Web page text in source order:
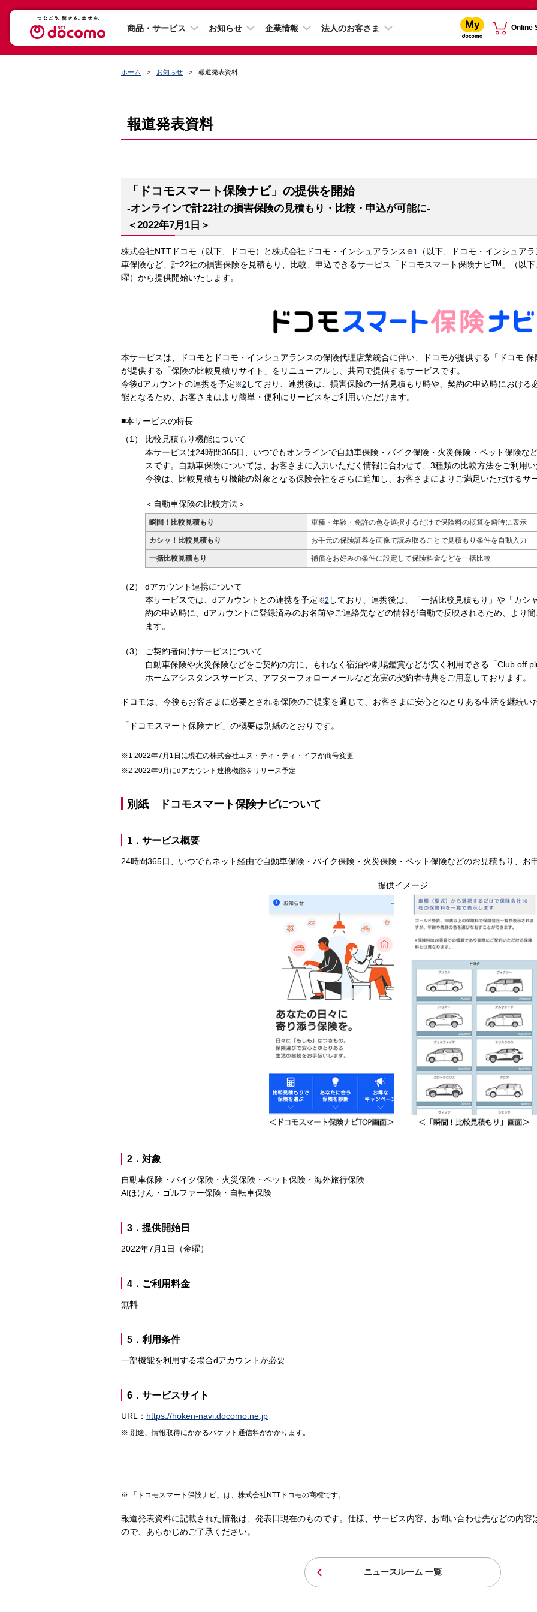
商品・サービス お知らせ 企業情報 法人のお客さま Online
ホーム お知らせ 報道発表資料
報道発表資料
「ドコモスマート保険ナビ」の提供を開始
-オンラインで計22社の損害保険の見積もり・比較・申込が可能に-
＜2022年7月1日＞
株式会社NTTドコモ（以下、ドコモ）と株式会社ドコモ・インシュアランス ※1
（以下、ドコモ・インシュア
車保険など、計22社の損害保険を見積もり、比較、申込できるサービス「ドコモスマート保険ナビTM 」（以
曜）から提供開始いたします。
本サービスは、ドコモとドコモ・インシュアランスの保険代理店業統合に伴い、ドコモが提供する「ドコモ
が提供する「保険の比較見積りサイト」をリニューアルし、共同で提供するサービスです。
今後dアカウントの連携を予定※2 しており、連携後は、損害保険の一括見積もり時や、契約の申込時におけ
能となるため、お客さまはより簡単・便利にサービスをご利用いただけます。
■本サービスの特長
比較見積もり機能について
本サービスは24時間365日、いつでもオンラインで自動車保険・バイク保険・火災保険・ペット保険な
スです。自動車保険については、お客さまに入力いただく情報に合わせて、3種類の比較方法をご利用い
今後は、比較見積もり機能の対象となる保険会社をさらに追加し、お客さまによりご満足いただけるサ
＜自動車保険の比較方法＞
瞬間！比較見積もり 車種・年齢・免許の色を選択するだけで保険料の概算を瞬時に表示
カシャ！比較見積もり お手元の保険証券を画像で読み取ることで見積もり条件を自動入力
一括比較見積もり 補償をお好みの条件に設定して保険料金などを一括比較
dアカウント連携について
本サービスでは、dアカウントとの連携を予定※2 しており、連携後は、「一括比較見積もり」や「カシ
約の申込時に、dアカウントに登録済みのお名前やご連絡先などの情報が自動で反映されるため、より
ます。
ご契約者向けサービスについて
自動車保険や火災保険などをご契約の方に、もれなく宿泊や劇場鑑賞などが安く利用できる「Club off
ホームアシスタンスサービス、アフターフォローメールなど充実の契約者特典をご用意しております。
ドコモは、今後もお客さまに必要とされる保険のご提案を通じて、お客さまに安心とゆとりある生活を継続い
「ドコモスマート保険ナビ」の概要は別紙のとおりです。
2022年7月1日に現在の株式会社エヌ・ティ・ティ・イフが商号変更
2022年9月にdアカウント連携機能をリリース予定
別紙 ドコモスマート保険ナビについて
1．サービス概要
24時間365日、いつでもネット経由で自動車保険・バイク保険・火災保険・ペット保険などのお見積もり、お
提供イメージ
2．対象
自動車保険・バイク保険・火災保険・ペット保険・海外旅行保険
AIほけん・ゴルファー保険・自転車保険
3．提供開始日
2022年7月1日（金曜）
4．ご利用料金
無料
5．利用条件
一部機能を利用する場合dアカウントが必要
6．サービスサイト
URL： https://hoken-navi.docomo.ne.jp
別途、情報取得にかかるパケット通信料がかかります。
「ドコモスマート保険ナビ」は、株式会社NTTドコモの商標です。
報道発表資料に記載された情報は、発表日現在のものです。仕様、サービス内容、お問い合わせ先などの内容
ので、あらかじめご了承ください。
ニュースルーム 一覧